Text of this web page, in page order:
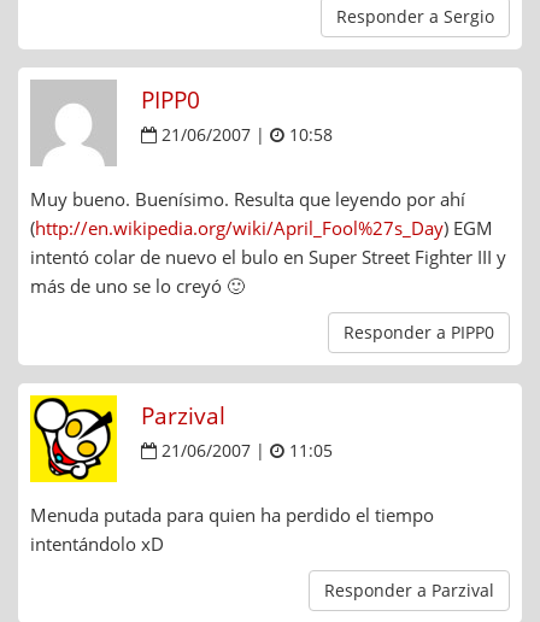
Responder a Sergio
PIPP0
21/06/2007 | 10:58
Muy bueno. Buenísimo. Resulta que leyendo por ahí
(http://en.wikipedia.org/wiki/April_Fool%27s_Day) EGM
intentó colar de nuevo el bulo en Super Street Fighter III y
más de uno se lo creyó 🙂
Responder a PIPP0
Parzival
21/06/2007 | 11:05
Menuda putada para quien ha perdido el tiempo
intentándolo xD
Responder a Parzival